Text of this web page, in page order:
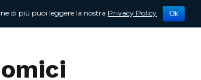
Contattami
di più puoi leggere la nostra Privacy Policy Ok